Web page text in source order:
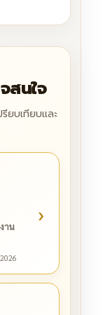
สนใจ
ยบเทียบและ
าน
›